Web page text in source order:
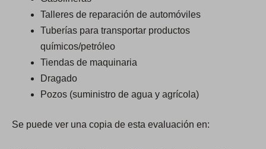
Talleres de reparación de automóviles
Tuberías para transportar productos
químicos/petróleo
Tiendas de maquinaria
Dragado
Pozos (suministro de agua y agrícola)
Se puede ver una copia de esta evaluación en: